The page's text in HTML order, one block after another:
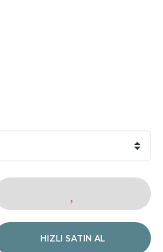
HIZLI SATIN AL